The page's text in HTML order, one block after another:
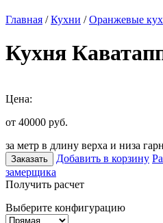
Главная /Кухни /Оранжевые
Кухня
Цена:
от 40000 руб.
за метр в длину верха и низа
Заказать Добавить в корзину
замерщика
Получить расчет
Выберите конфигурацию